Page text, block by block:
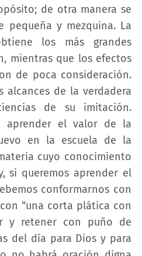
de otra manera se
pequeña y mezquina. La
los más grandes
mientras que los efectos
de poca consideración.
alcances de la verdadera
de su imitación.
aprender el valor de la
en la escuela de la
cuyo conocimiento
si queremos aprender el
conformarnos con
“una corta plática con
y retener con puño de
del día para Dios y para